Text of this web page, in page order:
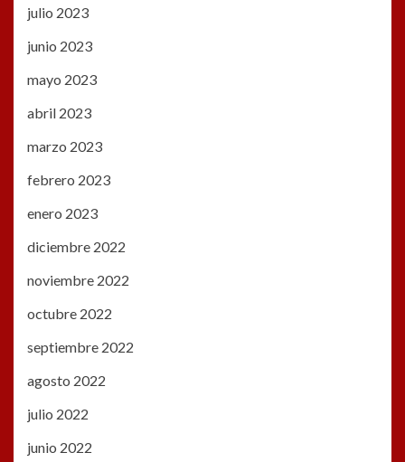
julio 2023
junio 2023
mayo 2023
abril 2023
marzo 2023
febrero 2023
enero 2023
diciembre 2022
noviembre 2022
octubre 2022
septiembre 2022
agosto 2022
julio 2022
junio 2022